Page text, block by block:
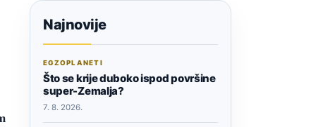
Najnovije
EGZOPLANETI
Što se krije duboko ispod površine
super-Zemalja?
7. 8. 2026.